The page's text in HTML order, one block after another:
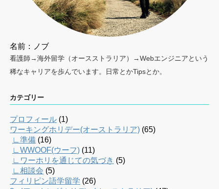
名前：ノブ
看護師→海外留学（オースストラリア）→Webエンジニアという
稀なキャリアを歩んでいます。日常とかTipsとか。
カテゴリー
プロフィール (1)
ワーキングホリデー(オーストラリア) (65)
∟準備 (16)
∟WWOOF(ウーフ) (11)
∟ワーホリを通じての気づき (5)
∟相談会 (5)
フィリピン語学留学 (26)